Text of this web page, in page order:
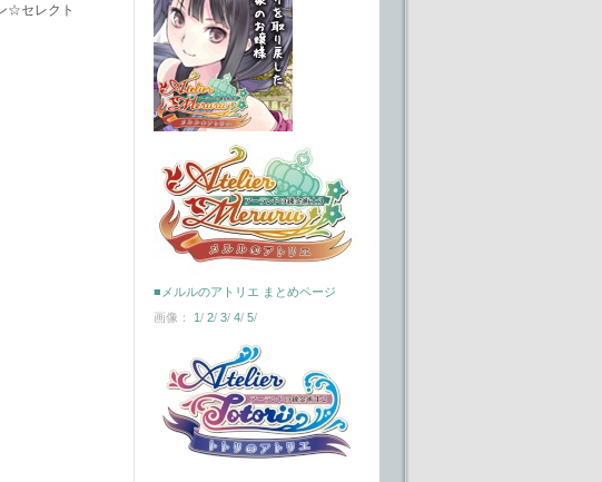
☆セレクト
■メルルのアトリエ まとめページ
画像： 1/ 2/ 3/ 4/ 5/